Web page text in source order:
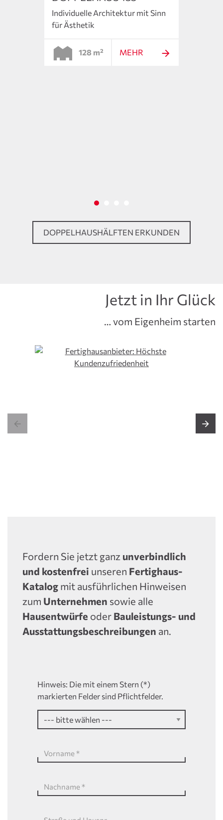
Individuelle Architektur mit Sinn
für Ästhetik
128 m² MEHR
DOPPELHAUSHÄLFTEN ERKUNDEN
… vom Eigenheim starten
Jetzt in Ihr Glück
 
Fordern Sie jetzt ganz unverbindlich
und kostenfrei unseren Fertighaus-
Katalog mit ausführlichen Hinweisen
zum Unternehmen sowie alle
Hausentwürfe oder Bauleistungs- und
Ausstattungsbeschreibungen an.
Hinweis: Die mit einem Stern (*)
markierten Felder sind Pflichtfelder.
Vorname *
Nachname *